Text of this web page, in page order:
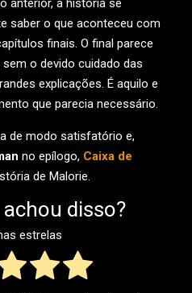
anterior, a história se
saber o que aconteceu com
finais. O final parece
o devido cuidado das
explicações. É aquilo e
que parecia necessário.
de modo satisfatório e,
no epílogo, Caixa de
de Malorie.
achou disso?
estrelas